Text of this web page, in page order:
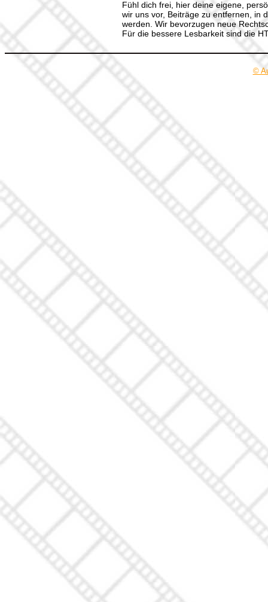
Fühl dich frei, hier deine eigene,
wir uns vor, Beiträge zu entfernen, in
werden. Wir bevorzugen neue
Für die bessere Lesbarkeit sind die
©